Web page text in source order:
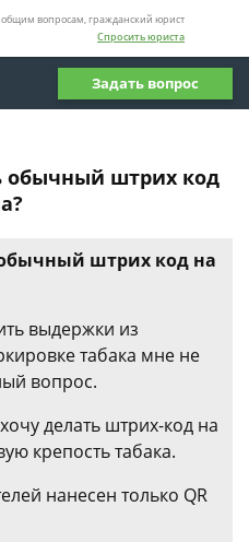
вопросам, гражданский юрист
Спросить юриста
Задать вопрос
штрих код
штрих код на
выдержки из
табака мне не
вопрос.
делать штрих-код на
крепость табака.
нанесен только QR